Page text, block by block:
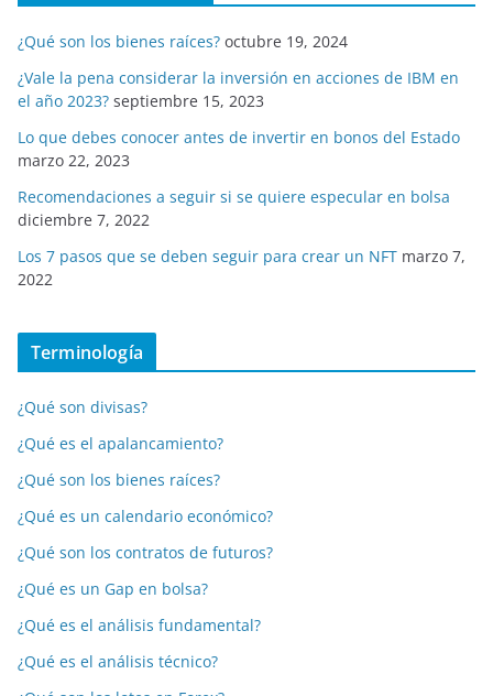
¿Qué son los bienes raíces? octubre 19, 2024
¿Vale la pena considerar la inversión en acciones de IBM en
el año 2023? septiembre 15, 2023
Lo que debes conocer antes de invertir en bonos del Estado
marzo 22, 2023
Recomendaciones a seguir si se quiere especular en bolsa
diciembre 7, 2022
Los 7 pasos que se deben seguir para crear un NFT marzo 7,
2022
Terminología
¿Qué son divisas?
¿Qué es el apalancamiento?
¿Qué son los bienes raíces?
¿Qué es un calendario económico?
¿Qué son los contratos de futuros?
¿Qué es un Gap en bolsa?
¿Qué es el análisis fundamental?
¿Qué es el análisis técnico?